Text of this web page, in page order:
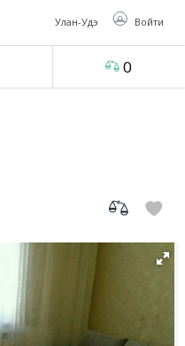
Улан-Удэ Войти
0